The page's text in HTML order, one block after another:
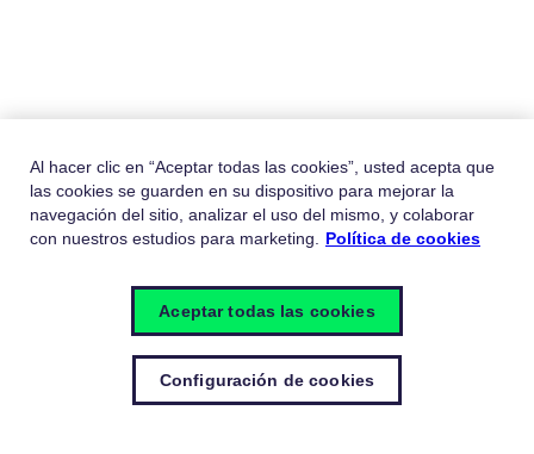
Al hacer clic en “Aceptar todas las cookies”, usted acepta que
las cookies se guarden en su dispositivo para mejorar la
navegación del sitio, analizar el uso del mismo, y colaborar
con nuestros estudios para marketing.
Política de cookies
Configuración de cookies
Aceptar todas las cookies